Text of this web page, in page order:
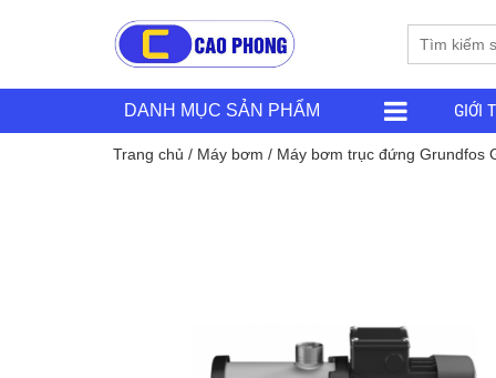
DANH MỤC SẢN PHẨM GIỚI
Trang chủ / Máy bơm / Máy bơm trục đứng Grundfos